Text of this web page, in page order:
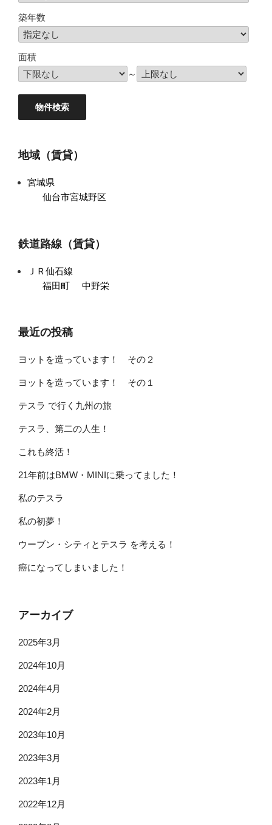
築年数
面積
～
地域（賃貸）
宮城県
仙台市宮城野区
鉄道路線（賃貸）
ＪＲ仙石線
福田町
中野栄
最近の投稿
ヨットを造っています！ その２
ヨットを造っています！ その１
テスラ で行く九州の旅
テスラ、第二の人生！
これも終活！
21年前はBMW・MINIに乗ってました！
私のテスラ
私の初夢！
ウーブン・シティとテスラ を考える！
癌になってしまいました！
アーカイブ
2025年3月
2024年10月
2024年4月
2024年2月
2023年10月
2023年3月
2023年1月
2022年12月